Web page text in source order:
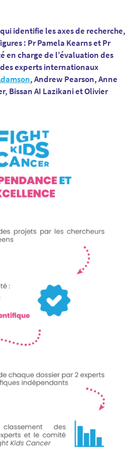
identifie les axes de recherche,
: Pr Pamela Kearns et Pr
en charge de l’évaluation des
experts internationaux
, Andrew Pearson, Anne
Bissan AI Lazikani et Olivier